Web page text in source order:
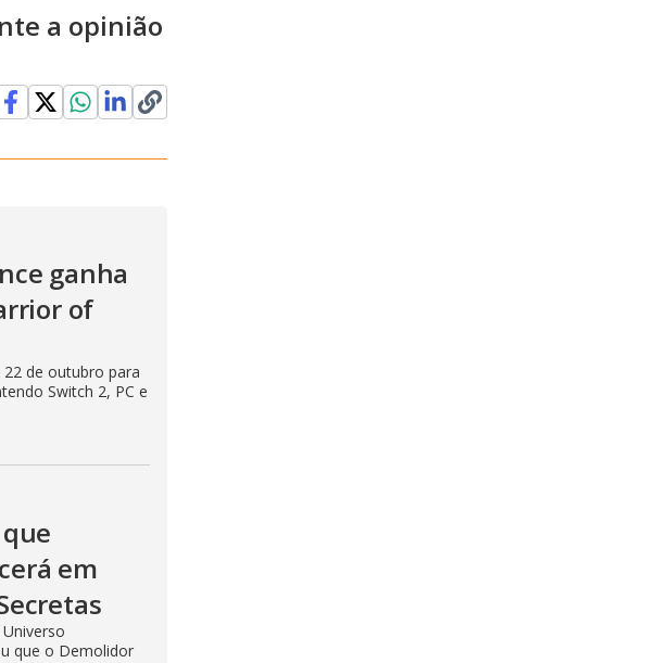
a opinião
ganha
of
22 de outubro para
Switch 2, PC e
em
que o Demolidor